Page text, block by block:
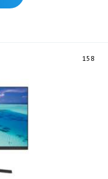
158